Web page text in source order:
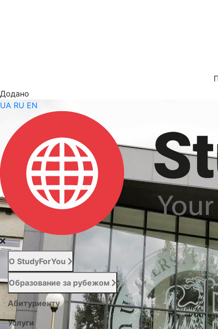
Додано
UA RU EN
О StudyForYou
Образование за рубежом
Абитуриенту
Услуги